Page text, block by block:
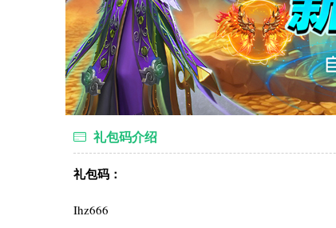
礼包码介绍
礼包码：
Ihz666